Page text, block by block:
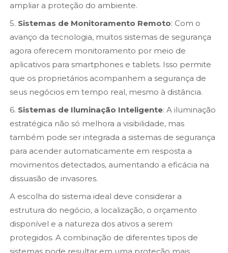
ampliar a proteção do ambiente.
5. Sistemas de Monitoramento Remoto: Com o
avanço da tecnologia, muitos sistemas de segurança
agora oferecem monitoramento por meio de
aplicativos para smartphones e tablets. Isso permite
que os proprietários acompanhem a segurança de
seus negócios em tempo real, mesmo à distância.
6. Sistemas de Iluminação Inteligente: A iluminação
estratégica não só melhora a visibilidade, mas
também pode ser integrada a sistemas de segurança
para acender automaticamente em resposta a
movimentos detectados, aumentando a eficácia na
dissuasão de invasores.
A escolha do sistema ideal deve considerar a
estrutura do negócio, a localização, o orçamento
disponível e a natureza dos ativos a serem
protegidos. A combinação de diferentes tipos de